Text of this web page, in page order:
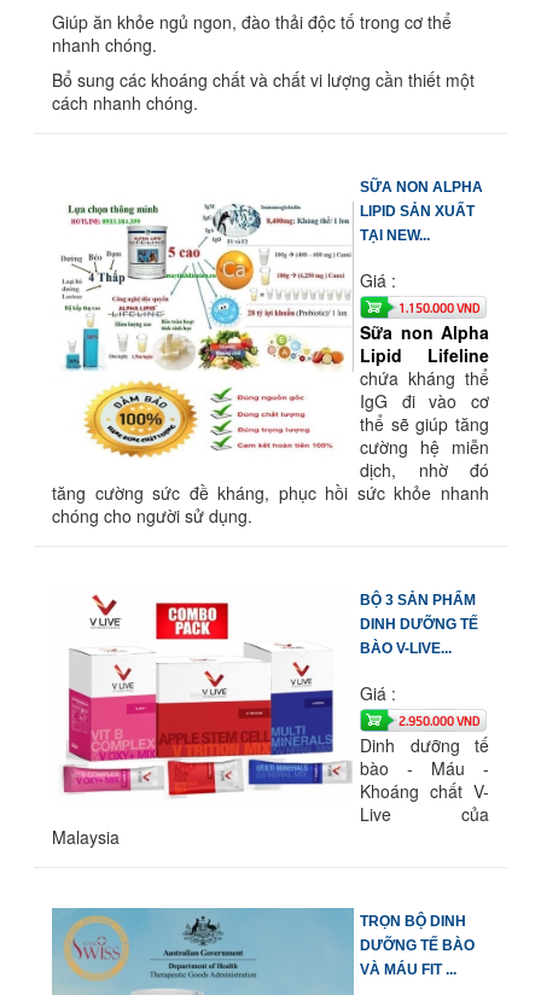
Giúp ăn khỏe ngủ ngon, đào thải độc tố trong cơ thể
nhanh chóng.
Bổ sung các khoáng chất và chất vi lượng cần thiết một
cách nhanh chóng.
SỮA NON ALPHA
LIPID SẢN XUẤT
TẠI NEW...
Giá :
1.150.000 VND
Sữa non Alpha
Lipid Lifeline
chứa kháng thể
IgG đi vào cơ
thể sẽ giúp tăng
cường hệ miễn
dịch, nhờ đó
tăng cường sức đề kháng, phục hồi sức khỏe nhanh
chóng cho người sử dụng.
BỘ 3 SẢN PHẨM
DINH DƯỠNG TẾ
BÀO V-LIVE...
Giá :
2.950.000 VND
Dinh dưỡng tế
bào - Máu -
Khoáng chất V-
Live của
Malaysia
TRỌN BỘ DINH
DƯỠNG TẾ BÀO
VÀ MÁU FIT ...